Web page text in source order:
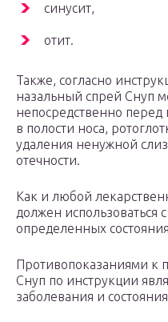
синусит,
отит.
Также, согласно
назальный спрей Снуп
непосредственно
в полости носа,
удаления ненужной
отечности.
Как и любой
должен использоваться
определенных
Противопоказаниями к
Снуп по инструкции
заболевания и